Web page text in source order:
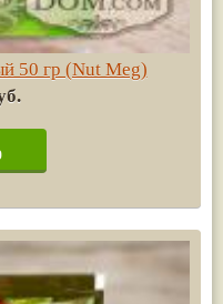
50 гр (Nut Meg)